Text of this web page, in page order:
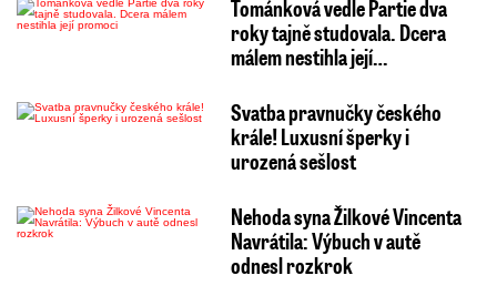
Tománková vedle Partie dva
roky tajně studovala. Dcera
málem nestihla její…
Svatba pravnučky českého
krále! Luxusní šperky i
urozená sešlost
Nehoda syna Žilkové Vincenta
Navrátila: Výbuch v autě
odnesl rozkrok